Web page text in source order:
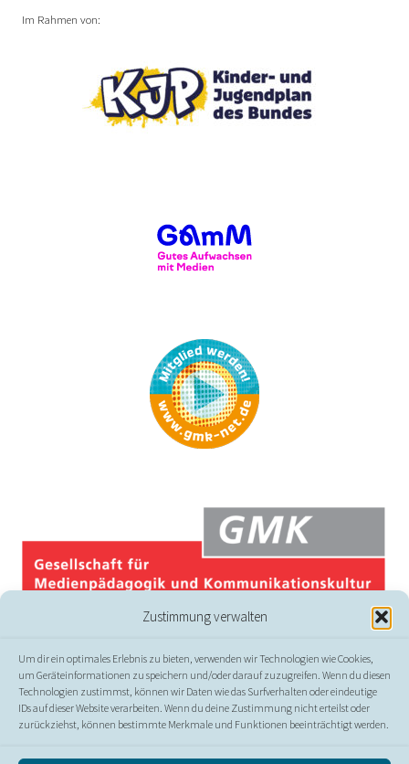
Zustimmung verwalten
Um dir ein optimales Erlebnis zu bieten, verwenden wir Technologien wie Cookies,
um Geräteinformationen zu speichern und/oder darauf zuzugreifen. Wenn du diesen
Technologien zustimmst, können wir Daten wie das Surfverhalten oder eindeutige
IDs auf dieser Website verarbeiten. Wenn du deine Zustimmung nicht erteilst oder
zurückziehst, können bestimmte Merkmale und Funktionen beeinträchtigt werden.
Im Rahmen von: